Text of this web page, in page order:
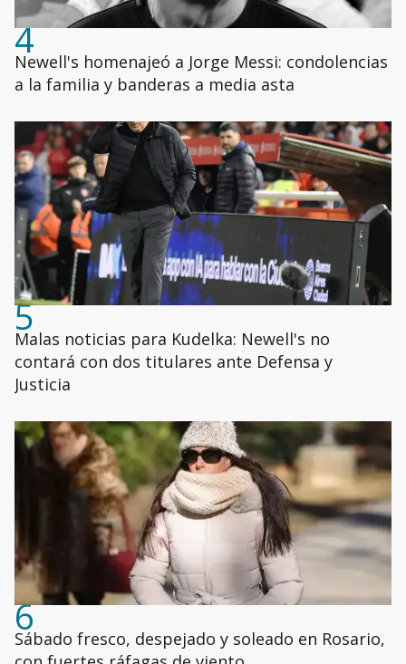
4
Newell's homenajeó a Jorge Messi: condolencias
a la familia y banderas a media asta
5
Malas noticias para Kudelka: Newell's no
contará con dos titulares ante Defensa y
Justicia
6
Sábado fresco, despejado y soleado en Rosario,